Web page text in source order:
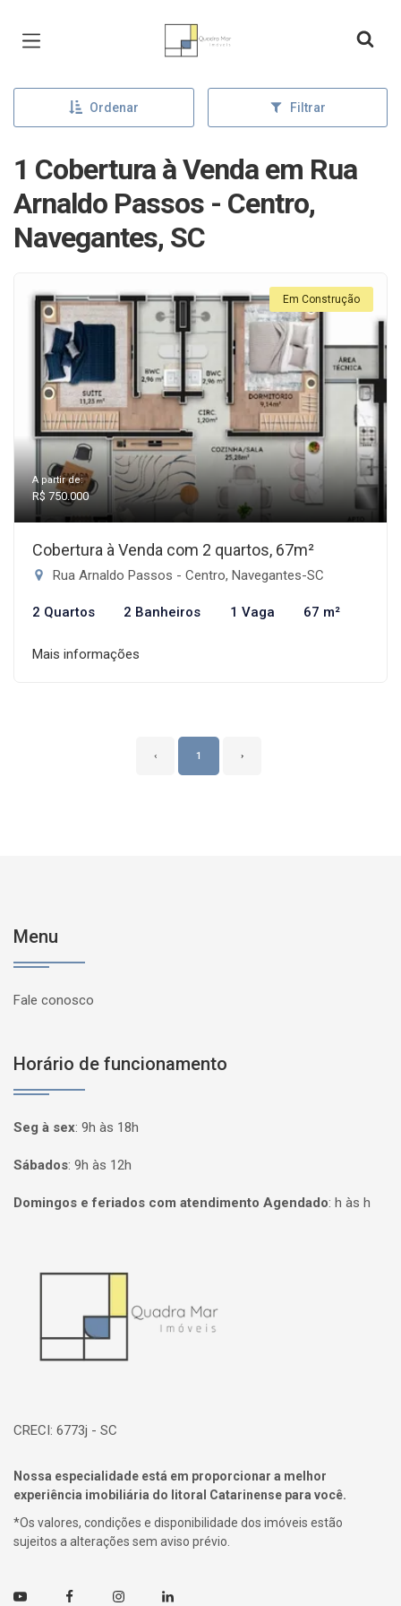
Página inicial
Ordenar Filtrar
1 Cobertura à Venda em Rua
Arnaldo Passos - Centro,
Navegantes, SC
Em Construção
A partir de:
R$ 750.000
Cobertura à Venda com 2 quartos, 67m²
Rua Arnaldo Passos - Centro, Navegantes-SC
2 Quartos 2 Banheiros 1 Vaga 67 m²
Mais informações
‹ 1 ›
Menu
Fale conosco
Horário de funcionamento
Seg à sex: 9h às 18h
Sábados: 9h às 12h
Domingos e feriados com atendimento Agendado: h às h
CRECI: 6773j - SC
Nossa especialidade está em proporcionar a melhor
experiência imobiliária do litoral Catarinense para você.
*Os valores, condições e disponibilidade dos imóveis estão
sujeitos a alterações sem aviso prévio.
Youtube FacebookInstagramLinkedin